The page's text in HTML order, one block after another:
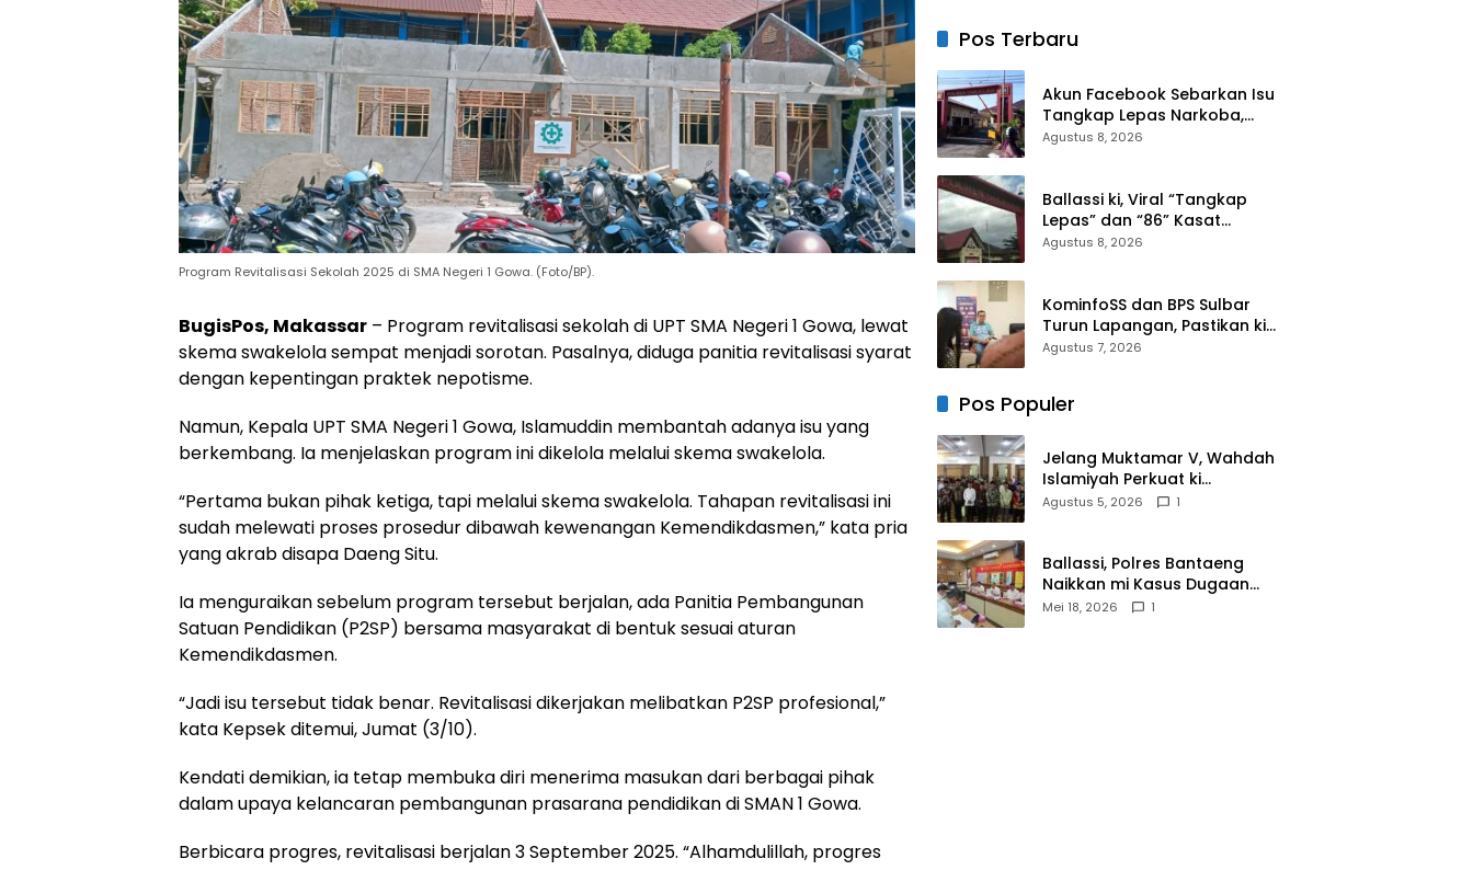
Program Revitalisasi Sekolah 2025 di SMA Negeri 1 Gowa. (Foto/BP).
BugisPos, Makassar – Program revitalisasi sekolah di UPT SMA Negeri 1 Gowa, lewat
skema swakelola sempat menjadi sorotan. Pasalnya, diduga panitia revitalisasi syarat
dengan kepentingan praktek nepotisme.
Namun, Kepala UPT SMA Negeri 1 Gowa, Islamuddin membantah adanya isu yang
berkembang. Ia menjelaskan program ini dikelola melalui skema swakelola.
“Pertama bukan pihak ketiga, tapi melalui skema swakelola. Tahapan revitalisasi ini
sudah melewati proses prosedur dibawah kewenangan Kemendikdasmen,” kata pria
yang akrab disapa Daeng Situ.
Ia menguraikan sebelum program tersebut berjalan, ada Panitia Pembangunan
Satuan Pendidikan (P2SP) bersama masyarakat di bentuk sesuai aturan
Kemendikdasmen.
“Jadi isu tersebut tidak benar. Revitalisasi dikerjakan melibatkan P2SP profesional,”
kata Kepsek ditemui, Jumat (3/10).
Kendati demikian, ia tetap membuka diri menerima masukan dari berbagai pihak
dalam upaya kelancaran pembangunan prasarana pendidikan di SMAN 1 Gowa.
Berbicara progres, revitalisasi berjalan 3 September 2025. “Alhamdulillah, progres
Ustadz
Zaitun
Rasmin:
Momentum
Perkuat
Konsolidasi
dan Evaluasi
Perjalanan
Dakwah
Saloleyang,
Nyata di
Tengah
Musim
Keamanan
Negeri
Pos Terbaru
Akun Facebook Sebarkan Isu
Tangkap Lepas Narkoba,
Kasat Narkoba Polres Takalar:
Agustus 8, 2026
Ballassi ki, Viral “Tangkap
Lepas” dan “86” Kasat
Narkoba Polres Takalar Sebut
Agustus 8, 2026
KominfoSS dan BPS Sulbar
Turun Lapangan, Pastikan ki
Sensus Ekonomi 2026 Berjalan
Agustus 7, 2026
Pos Populer
Jelang Muktamar V, Wahdah
Islamiyah Perkuat ki
Wasathiyah dan Kebangsaan
Agustus 5, 2026 1
Ballassi, Polres Bantaeng
Naikkan mi Kasus Dugaan
Korupsi PDAM ke Penyidikan
Mei 18, 2026 1